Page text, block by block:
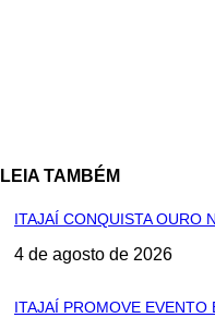
LEIA TAMBÉM
ITAJAÍ CONQUISTA OURO
4 de agosto de 2026
ITAJAÍ PROMOVE